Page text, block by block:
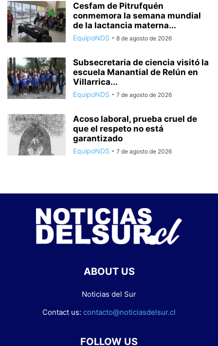
Cesfam de Pitrufquén
conmemora la semana mundial
de la lactancia materna...
EquipoNDS - 8 de agosto de 2026
Subsecretaria de ciencia visitó la
escuela Manantial de Relún en
Villarrica...
EquipoNDS - 7 de agosto de 2026
Acoso laboral, prueba cruel de
que el respeto no está
garantizado
EquipoNDS - 7 de agosto de 2026
ABOUT US
Noticias del Sur
Contact us: contacto@noticiasdelsur.cl
FOLLOW US